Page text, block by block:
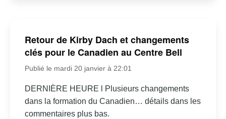
Retour de Kirby Dach et changements
clés pour le Canadien au Centre Bell
Publié le mardi 20 janvier à 22:01
DERNIÈRE HEURE l Plusieurs changements
dans la formation du Canadien… détails dans les
commentaires plus bas.